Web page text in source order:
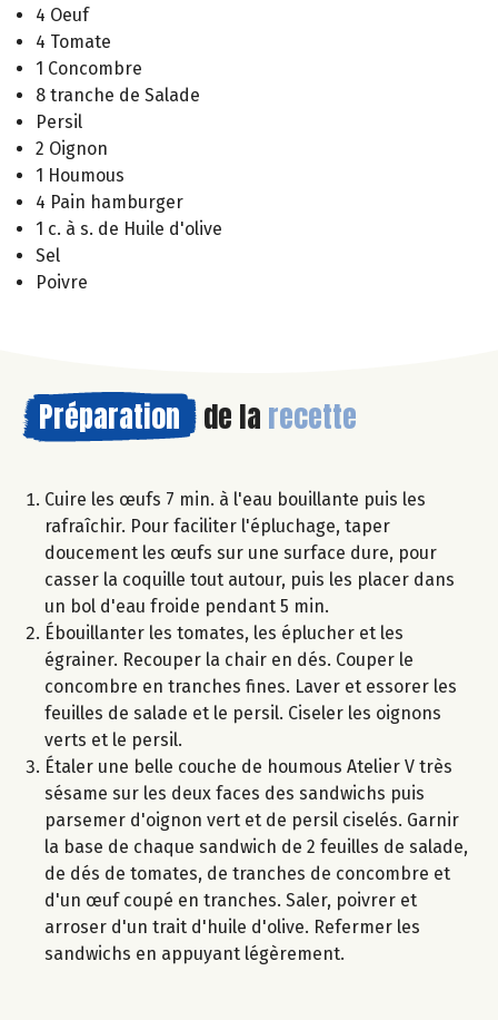
4 Oeuf
4 Tomate
1 Concombre
8 tranche de Salade
Persil
2 Oignon
1 Houmous
4 Pain hamburger
1 c. à s. de Huile d'olive
Sel
Poivre
Préparation de la recette
Cuire les œufs 7 min. à l'eau bouillante puis les
rafraîchir. Pour faciliter l'épluchage, taper
doucement les œufs sur une surface dure, pour
casser la coquille tout autour, puis les placer dans
un bol d'eau froide pendant 5 min.
Ébouillanter les tomates, les éplucher et les
égrainer. Recouper la chair en dés. Couper le
concombre en tranches fines. Laver et essorer les
feuilles de salade et le persil. Ciseler les oignons
verts et le persil.
Étaler une belle couche de houmous Atelier V très
sésame sur les deux faces des sandwichs puis
parsemer d'oignon vert et de persil ciselés. Garnir
la base de chaque sandwich de 2 feuilles de salade,
de dés de tomates, de tranches de concombre et
d'un œuf coupé en tranches. Saler, poivrer et
arroser d'un trait d'huile d'olive. Refermer les
sandwichs en appuyant légèrement.